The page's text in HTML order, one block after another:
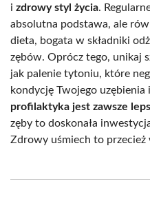
i zdrowy styl życia.
absolutna podstawa, ale
dieta, bogata w składniki
zębów. Oprócz tego, unikaj
jak palenie tytoniu, które
kondycję Twojego uzębienia
profilaktyka jest zawsze
zęby to doskonała
Zdrowy uśmiech to przecież